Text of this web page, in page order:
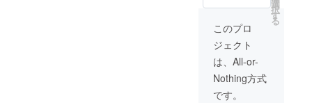
い。）
現金へ
の交換
はでき
ませ
ん。手
できる
2500円
分を提
供しま
す。 ・
サイズ
展開：
選
択
す
る
このプロ
ジェクト
は、All-or-
Nothing方式
です。